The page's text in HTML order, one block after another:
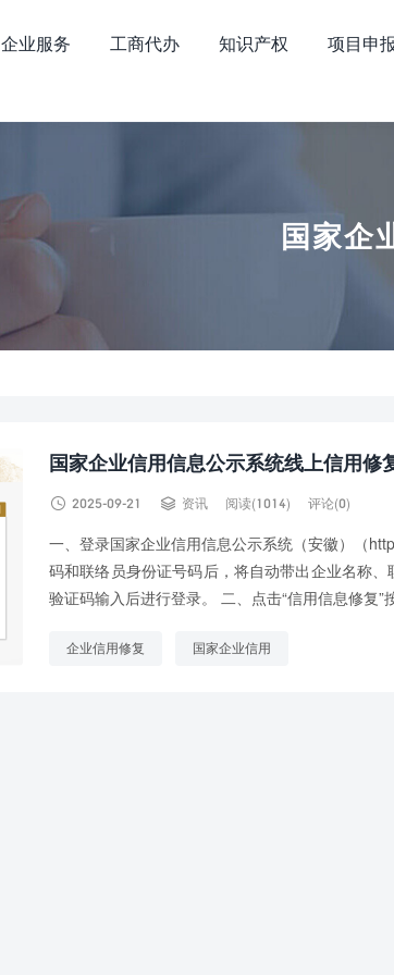
企业服务 工商代办 知识产权 项目申
国家企
国家企业信用信息公示系统线上信用修
 2025-09-21  资讯 阅读(1014) 评论(0)
一、登录国家企业信用信息公示系统（安徽）（
码和联络员身份证号码后，将自动带出企业名称
验证码输入后进行登录。 二、点击“信用信息修复”
企业信用修复 国家企业信用